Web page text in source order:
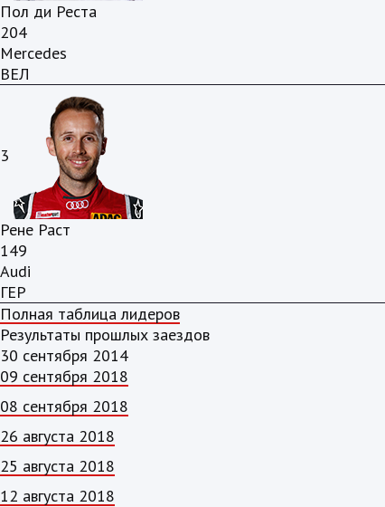
Пол ди Реста
204
Mercedes
ВЕЛ
3
Рене Раст
149
Audi
ГЕР
Полная таблица лидеров
Результаты прошлых заездов
30 сентября 2014
09 сентября 2018
08 сентября 2018
26 августа 2018
25 августа 2018
12 августа 2018